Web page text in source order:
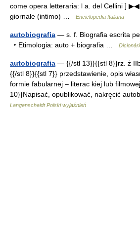
come opera letteraria: l a. del Cellini ] ▶◀
giornale (intimo) …
Enciclopedia Italiana
autobiografia — s. f. Biografia escrita
‣ Etimologia: auto + biografia …
autobiografia — {{/stl 13}}{{stl 8}}rz. ż
{{/stl 8}}{{stl 7}} przedstawienie, opis
formie fabularnej – literac kiej lub
10}}Napisać, opublikować, nakręcić
Langenscheidt Polski wyjaśnień